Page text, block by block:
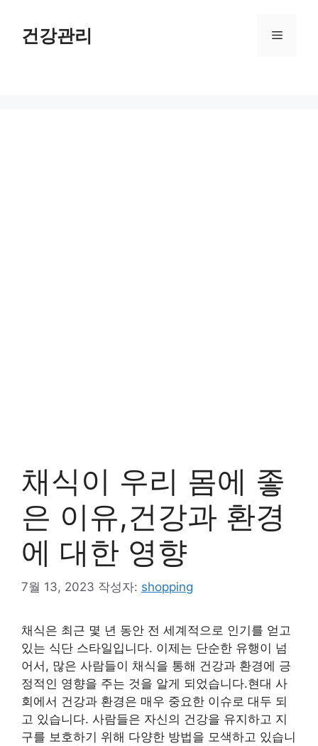
건강관리 메
채식이 우리 몸에 좋
은 이유,건강과 환경
에 대한 영향
7월 13, 2023 작성자: shopping
채식은 최근 몇 년 동안 전 세계적으로 인기를 얻고
있는 식단 스타일입니다. 이제는 단순한 유행이 넘
어서, 많은 사람들이 채식을 통해 건강과 환경에 긍
정적인 영향을 주는 것을 알게 되었습니다.현대 사
회에서 건강과 환경은 매우 중요한 이슈로 대두 되
고 있습니다. 사람들은 자신의 건강을 유지하고 지
구를 보호하기 위해 다양한 방법을 모색하고 있습니